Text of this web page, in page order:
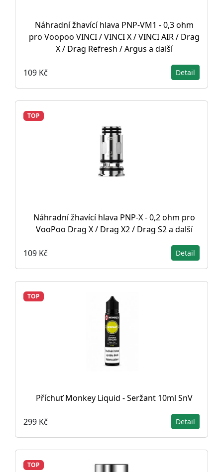
Náhradní žhavící hlava PNP-VM1 - 0,3 ohm
pro Voopoo VINCI / VINCI X / VINCI AIR / Drag
X / Drag Refresh / Argus a další
109 Kč Detail
TOP
Náhradní žhavící hlava PNP-X - 0,2 ohm pro
VooPoo Drag X / Drag X2 / Drag S2 a další
109 Kč Detail
TOP
Příchuť Monkey Liquid - Seržant 10ml SnV
299 Kč Detail
TOP